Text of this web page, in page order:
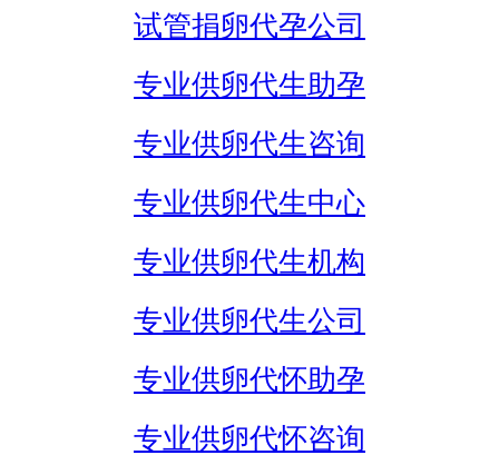
试管捐卵代孕公司
专业供卵代生助孕
专业供卵代生咨询
专业供卵代生中心
专业供卵代生机构
专业供卵代生公司
专业供卵代怀助孕
专业供卵代怀咨询